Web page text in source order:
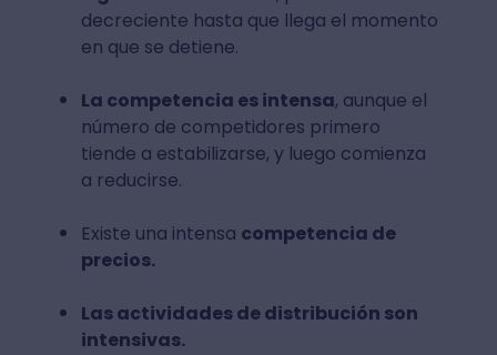
decreciente hasta que llega el momento
en que se detiene.
La competencia es intensa, aunque el
número de competidores primero
tiende a estabilizarse, y luego comienza
a reducirse.
Existe una intensa competencia de
precios.
Las actividades de distribución son
intensivas.